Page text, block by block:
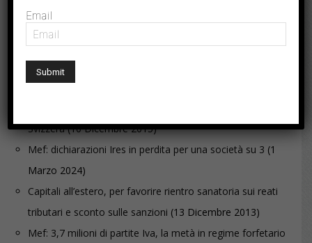
ARTICOLI CORRELATI
Le armi spuntate del fisco, confisca per equivalente mai
applicata(12 Novembre 2011)
Svizzera(10 Dicembre 2015)
Mef: dichiarazioni Ires in perdita per una società su 3 (1
Marzo 2024)
Capitali all’estero, per favorire rientro sanatoria sui reati
tributari e sconto sulle sanzioni (13 Dicembre 2013)
Mef: 3,7 milioni di partite Iva, la metà in regime forfetario
Email